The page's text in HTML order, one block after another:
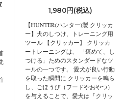
1,980円(税込)
【HUNTER(ハンター)製 クリッカ
ー】犬のしつけ、トレーニング用
ツール 【クリッカー】 クリッカ
ートレーニングは、 「褒めて、し
つける」ためのスタンダードなツ
ールの一つです。 愛犬が良い行動
を取った瞬間に クリッカーを鳴ら
し、ごほうび（フードやおやつ）
を与えることで、愛犬は「クリッ